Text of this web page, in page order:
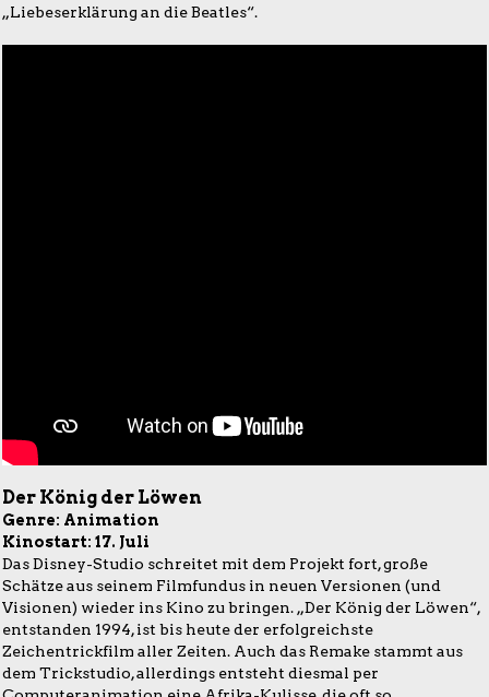
„Liebeserklärung an die Beatles“.
Der König der Löwen
Genre: Animation
Kinostart: 17. Juli
Das Disney-Studio schreitet mit dem Projekt fort, große
Schätze aus seinem Filmfundus in neuen Versionen (und
Visionen) wieder ins Kino zu bringen. „Der König der Löwen“,
entstanden 1994, ist bis heute der erfolgreichste
Zeichentrickfilm aller Zeiten. Auch das Remake stammt aus
dem Trickstudio, allerdings entsteht diesmal per